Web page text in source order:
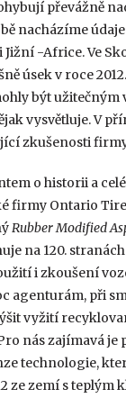
převážně
nacházíme
Jižní -Africe. Ve
úsek v roce
být užitečným
vysvětluje. V
zkušenosti
o historii a
firmy Ontario
Rubber Modified
na 120.
i zkoušení
agenturám, při
vyžití
nás zajímavá je
technologie,
ze zemí s teplým